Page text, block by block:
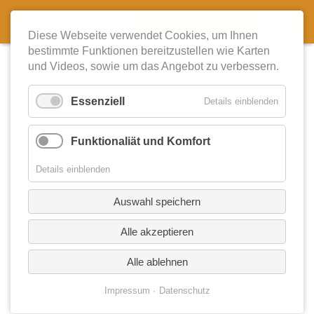
Diese Webseite verwendet Cookies, um Ihnen
bestimmte Funktionen bereitzustellen wie Karten
und Videos, sowie um das Angebot zu verbessern.
Essenziell Details einblenden
Funktionaliät und Komfort
Details einblenden
Auswahl speichern
Alle akzeptieren
Alle ablehnen
Impressum Datenschutz